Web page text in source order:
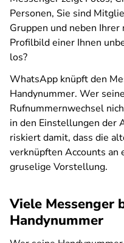
Personen, Sie sind
Gruppen und neben
Profilbild einer Ihnen
los?
WhatsApp knüpft den
Handynummer. Wer
Rufnummernwechsel
in den Einstellungen der
riskiert damit, dass die
verknüpften Accounts an
gruselige Vorstellung.
Viele Messenger
Handynummer